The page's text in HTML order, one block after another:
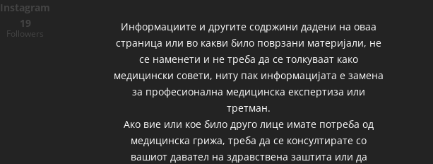
Instagram
19
Followers
Информациите и другите содржини дадени на оваа
страница или во какви било поврзани материјали, не
се наменети и не треба да се толкуваат како
медицински совети, ниту пак информацијата е замена
за професионална медицинска експертиза или
третман.
Ако вие или кое било друго лице имате потреба од
медицинска грижа, треба да се консултирате со
вашиот давател на здравствена заштита или да